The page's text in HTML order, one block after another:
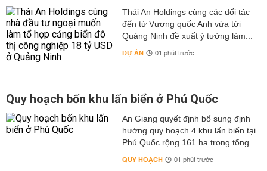
Thái An Holdings cùng các đối tác
đến từ Vương quốc Anh vừa tới
Quảng Ninh đề xuất ý tưởng làm...
DỰ ÁN 01 phút trước
Quy hoạch bốn khu lấn biển ở Phú Quốc
An Giang quyết định bổ sung định
hướng quy hoạch 4 khu lấn biển tại
Phú Quốc rộng 161 ha trong tổng...
QUY HOẠCH 01 phút trước